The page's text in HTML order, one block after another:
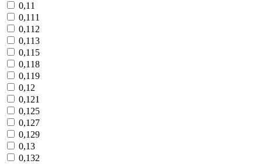
0,11
0,111
0,112
0,113
0,115
0,118
0,119
0,12
0,121
0,125
0,127
0,129
0,13
0,132